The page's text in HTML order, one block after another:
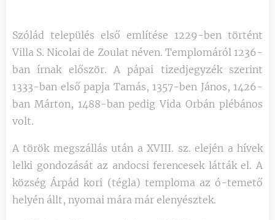
Szólád település első említése 1229-ben történt
Villa S. Nicolai de Zoulat néven. Templomáról 1236-
ban írnak először. A pápai tizedjegyzék szerint
1333-ban első papja Tamás, 1357-ben János, 1426-
ban Márton, 1488-ban pedig Vida Orbán plébános
volt.
A török megszállás után a XVIII. sz. elején a hívek
lelki gondozását az andocsi ferencesek látták el. A
község Árpád kori (tégla) temploma az ó-temető
helyén állt, nyomai mára már elenyésztek.